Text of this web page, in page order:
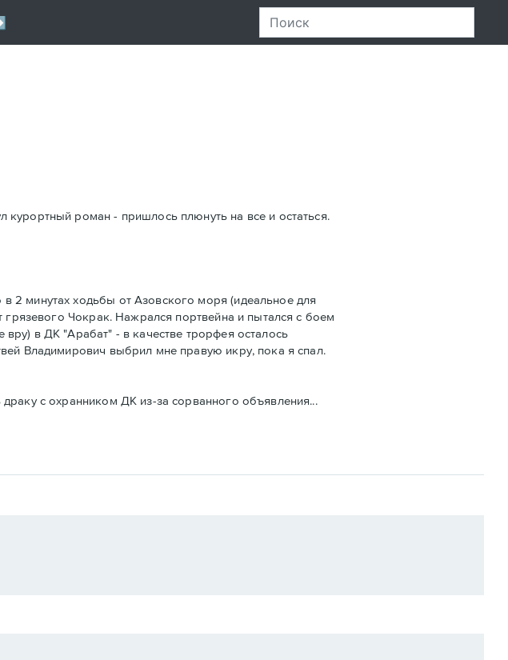
роман - пришлось плюнуть на все и остаться.
2 минутах ходьбы от Азовского моря (идеальное для
Чокрак. Нажрался портвейна и пытался с боем
вру) в ДК "Арабат" - в качестве трорфея осталось
Владимирович выбрил мне правую икру, пока я спал.
с охранником ДК из-за сорванного объявления...